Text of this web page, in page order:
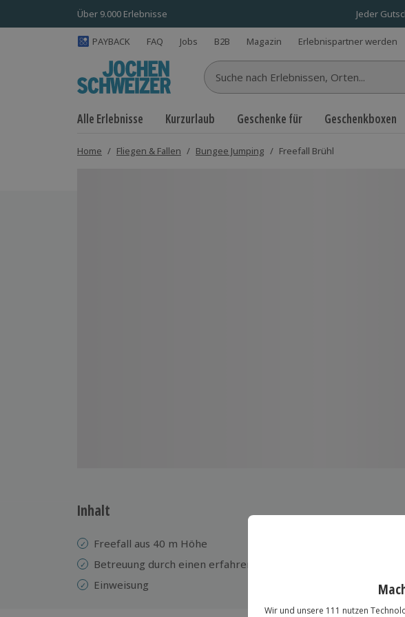
Über 9.000 Erlebnisse Jeder
PAYBACK FAQ Jobs B2B Magazin Erlebnispartner werden
Suche nach Erlebnissen...
Alle Erlebnisse Kurzurlaub Geschenke für Geschenkboxen
Home / Fliegen & Fallen / Bungee Jumping / Freefall Brühl
Inhalt
Freefall aus 40 m Höhe
Betreuung durch einen erfahrenen Kursleiter
Einweisung